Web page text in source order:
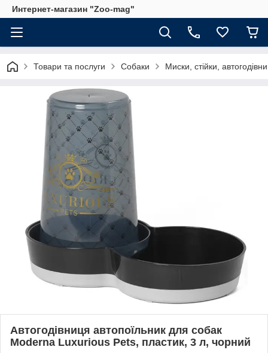
Интернет-магазин "Zoo-mag"
Товари та послуги Собаки Миски, стійки,
Автогодівниця автопоїльник для собак
Moderna Luxurious Pets, пластик, 3 л, чорний